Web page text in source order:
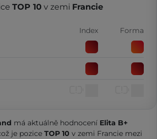
TOP 10 v zemi Francie
Index Forma
má aktuálně hodnocení Elita B+
je pozice TOP 10 v zemi Francie mezi